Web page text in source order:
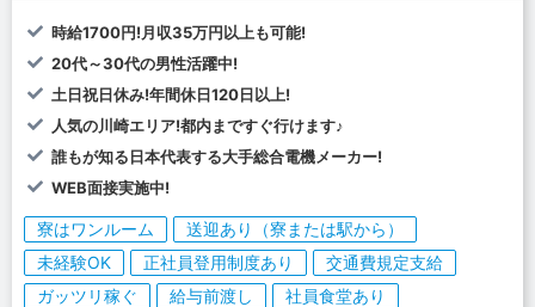
時給1700円!月収35万円以上も可能!
20代～30代の男性活躍中!
土日祝日休み!年間休日120日以上!
人気の川崎エリア!都内まですぐ行けます♪
誰もが知る日本代表する大手総合電機メーカー!
WEB面接実施中!
寮はワンルーム
送迎あり（寮または駅から）
未経験OK
正社員登用制度あり
交通費規定支給
ガッツリ稼ぐ
給与前渡し 社員食堂あり